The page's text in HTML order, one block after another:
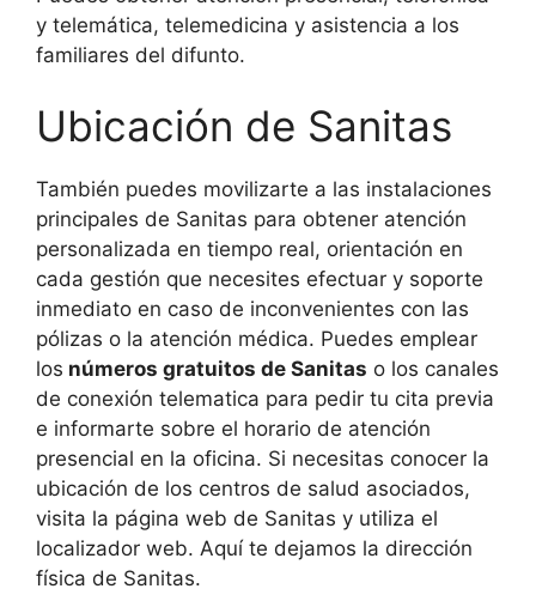
y telemática, telemedicina y asistencia a los
familiares del difunto.
Ubicación de Sanitas
También puedes movilizarte a las instalaciones
principales de Sanitas para obtener atención
personalizada en tiempo real, orientación en
cada gestión que necesites efectuar y soporte
inmediato en caso de inconvenientes con las
pólizas o la atención médica. Puedes emplear
los números gratuitos de Sanitas o los canales
de conexión telematica para pedir tu cita previa
e informarte sobre el horario de atención
presencial en la oficina. Si necesitas conocer la
ubicación de los centros de salud asociados,
visita la página web de Sanitas y utiliza el
localizador web. Aquí te dejamos la dirección
física de Sanitas.